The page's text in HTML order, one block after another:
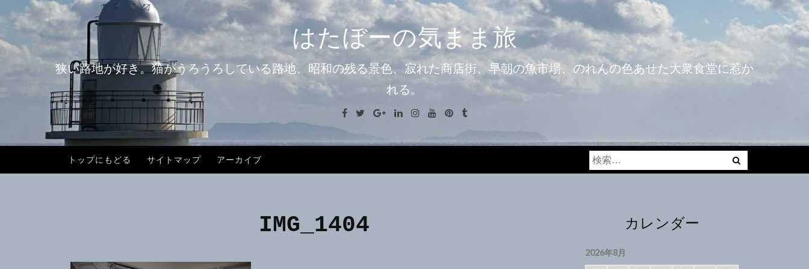
テ
はたぼーの気まま旅
狭い路地が好き。猫がうろうろしている路地、昭和の残る景色、寂れた商店街、早朝の魚市場、のれんの色あせた大衆食堂に惹か
れる。
Facebook
TwitterGoogle+LinkedinInstagramYoutubePinterest
Tumblr
トップにもどる サイトマップ アーカイブ
検
索:
IMG_1404 カレンダー
2026年8月